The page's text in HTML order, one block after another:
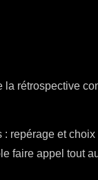
rétrospective
repérage et
faire appel tout